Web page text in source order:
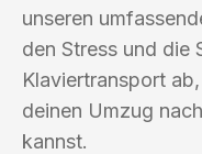
unseren
den Stress und die
Klaviertransport
deinen Umzug
kannst.